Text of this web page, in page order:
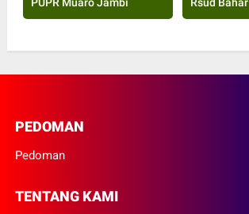
PEDOMAN
Pedoman
TENTANG KAMI